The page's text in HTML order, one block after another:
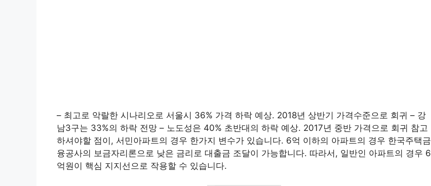
– 최고로 악랄한 시나리오로 서울시 36% 가격 하락 예상. 2018년 상반기 가격수준으로 회귀 – 강
남3구는 33%의 하락 전망 – 노도성은 40% 초반대의 하락 예상. 2017년 중반 가격으로 회귀 참고
하셔야할 점이, 서민아파트의 경우 한가지 변수가 있습니다. 6억 이하의 아파트의 경우 한국주택금
융공사의 보금자리론으로 낮은 금리로 대출금 조달이 가능합니다. 따라서, 일반인 아파트의 경우 6
억원이 핵심 지지선으로 작용할 수 있습니다.